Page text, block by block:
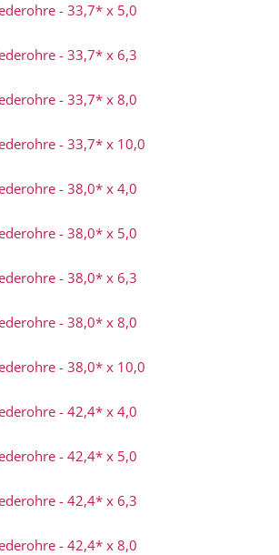
- 33,7* x 5,0
- 33,7* x 6,3
- 33,7* x 8,0
- 33,7* x 10,0
- 38,0* x 4,0
- 38,0* x 5,0
- 38,0* x 6,3
- 38,0* x 8,0
- 38,0* x 10,0
- 42,4* x 4,0
- 42,4* x 5,0
- 42,4* x 6,3
- 42,4* x 8,0